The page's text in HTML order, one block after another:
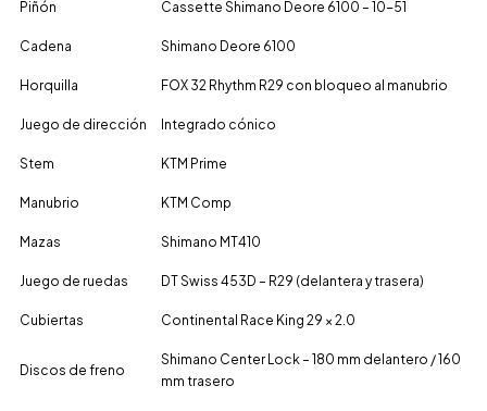
Piñón Cassette Shimano Deore 6100 – 10-51
Cadena Shimano Deore 6100
Horquilla FOX 32 Rhythm R29 con bloqueo al manubrio
Juego de dirección Integrado cónico
Stem KTM Prime
Manubrio KTM Comp
Mazas Shimano MT410
Juego de ruedas DT Swiss 453D – R29 (delantera y trasera)
Cubiertas Continental Race King 29 × 2.0
Discos de freno
Shimano Center Lock – 180 mm delantero / 160
mm trasero